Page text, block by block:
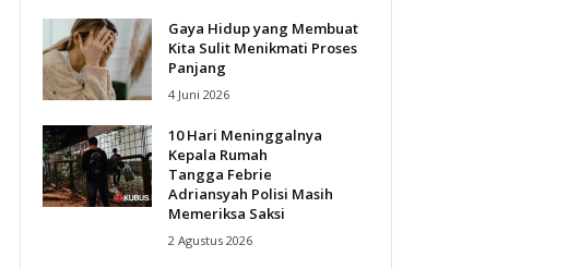
Gaya Hidup yang Membuat
Kita Sulit Menikmati Proses
Panjang
4 Juni 2026
10 Hari Meninggalnya
Kepala Rumah
Tangga Febrie
Adriansyah Polisi Masih
Memeriksa Saksi
2 Agustus 2026